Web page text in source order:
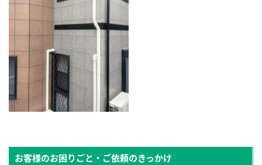
お客様のお困りごと・ご依頼のきっかけ